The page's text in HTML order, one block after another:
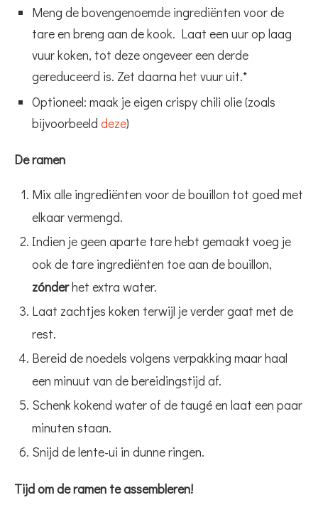
Meng de bovengenoemde ingrediënten voor de
tare en breng aan de kook. Laat een uur op laag
vuur koken, tot deze ongeveer een derde
gereduceerd is. Zet daarna het vuur uit.*
Optioneel: maak je eigen crispy chili olie (zoals
bijvoorbeeld deze)
De ramen
Mix alle ingrediënten voor de bouillon tot goed met
elkaar vermengd.
Indien je geen aparte tare hebt gemaakt voeg je
ook de tare ingrediënten toe aan de bouillon,
zónderhet extra water.
Laat zachtjes koken terwijl je verder gaat met de
rest.
Bereid de noedels volgens verpakking maar haal
een minuut van de bereidingstijd af.
Schenk kokend water of de taugé en laat een paar
minuten staan.
Snijd de lente-ui in dunne ringen.
Tijd om de ramen te assembleren!